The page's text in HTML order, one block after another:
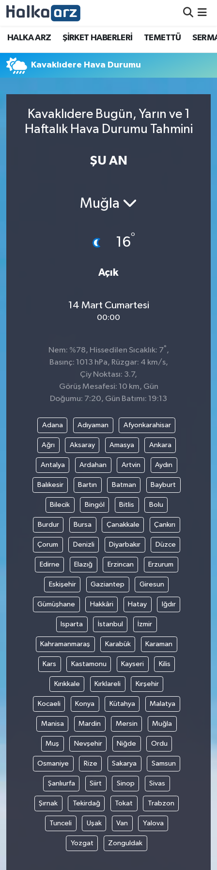
HALKA ARZ ŞİRKET HABERLERİ TEMETTÜ
Kavaklıdere Hava Durumu
Kavaklıdere Bugün, Yarın ve 1
Haftalık Hava Durumu Tahmini
ŞU AN
Muğla
16°
Açık
14 Mart Cumartesi
00:00
Nem: %78, Hissedilen Sıcaklık: 7°,
Basınç: 1013 hPa, Rüzgar: 4 km/s,
Çiy Noktası: 3.7,
Görüş Mesafesi: 10 km, Gün
Doğumu: 7:20, Gün Batımı: 19:13
Adana Adıyaman Afyonkarahisar
Ağrı Aksaray Amasya Ankara
Antalya Ardahan Artvin Aydın
Balıkesir Bartın Batman Bayburt
Bilecik Bingöl Bitlis Bolu
Burdur Bursa Çanakkale Çankırı
Çorum Denizli Diyarbakır Düzce
Edirne Elazığ Erzincan Erzurum
Eskişehir Gaziantep Giresun
Gümüşhane Hakkâri Hatay Iğdır
Isparta İstanbul İzmir
Kahramanmaraş Karabük Karaman
Kars Kastamonu Kayseri Kilis
Kırıkkale Kırklareli Kırşehir
Kocaeli Konya Kütahya Malatya
Manisa Mardin Mersin Muğla
Muş Nevşehir Niğde Ordu
Osmaniye Rize Sakarya Samsun
Şanlıurfa Siirt Sinop Sivas
Şırnak Tekirdağ Tokat Trabzon
Tunceli Uşak Van Yalova
Yozgat Zonguldak
HALKA ARZ
SERMAYE ARTIRIMI
TEMETTÜ
İletişim